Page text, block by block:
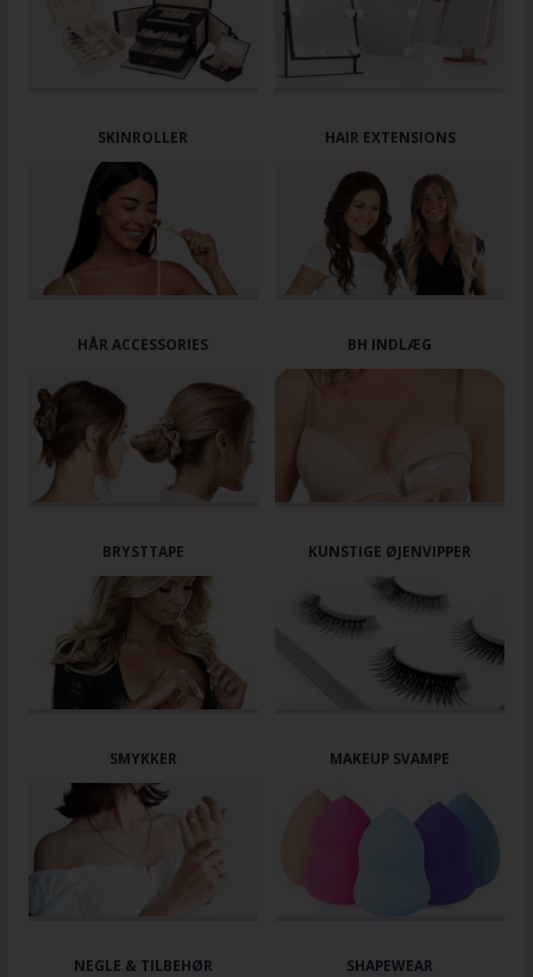
SKINROLLER HAIR EXTENSIONS
HÅR ACCESSORIES BH INDLÆG
BRYSTTAPE KUNSTIGE ØJENVIPPER
SMYKKER MAKEUP SVAMPE
NEGLE & TILBEHØR SHAPEWEAR